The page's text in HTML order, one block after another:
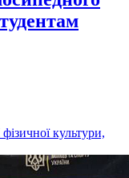
культури,